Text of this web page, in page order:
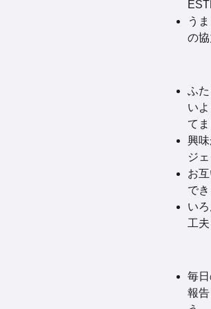
う
の
ふ
い
て
興
ジ
お
で
い
工
毎
報